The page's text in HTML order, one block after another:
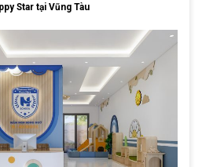
Star tại Vũng Tàu